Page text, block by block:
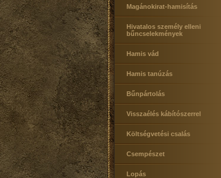
Magánokirat-hamisítás
Hivatalos személy elleni
bűncselekmények
Hamis vád
Hamis tanúzás
Bűnpártolás
Visszaélés kábítószerrel
Költségvetési csalás
Csempészet
Lopás